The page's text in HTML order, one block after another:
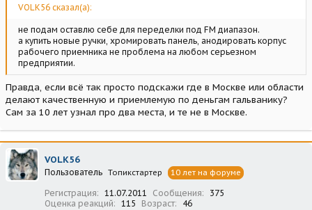
VOLK56 сказал(а):
не подам оставлю себе для переделки под FM диапазон.
а купить новые ручки, хромировать панель, анодировать корпус
рабочего приемника не проблема на любом серьезном
предприятии.
Правда, если всё так просто подскажи где в Москве или области
делают качественную и приемлемую по деньгам гальванику?
Сам за 10 лет узнал про два места, и те не в Москве.
VOLK56
Пользователь Топикстартер 10 лет на форуме
Регистрация 11.07.2011 Сообщения
375
Оценка реакций
115 Возраст 46